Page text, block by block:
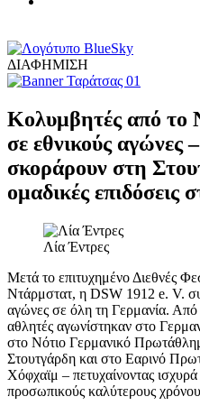
ΔΙΑΦΗΜΙΣΗ
Κολυμβητές από το
σε εθνικούς αγώνες
σκοράρουν στη
ομαδικές επιδόσεις
Λία Έντρες
Μετά το επιτυχημένο Διεθνές
Ντάρμστατ, η DSW 1912 e. V.
αγώνες σε όλη τη Γερμανία. Από
αθλητές αγωνίστηκαν στο
στο Νότιο Γερμανικό
Στουτγάρδη και στο Εαρινό
Χόφχαϊμ – πετυχαίνοντας
προσωπικούς καλύτερους